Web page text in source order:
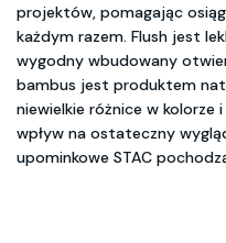
projektów, pomagając
każdym razem. Flush jest
wygodny wbudowany
bambus jest produktem
niewielkie różnice w kolorze
wpływ na ostateczny
upominkowe STAC